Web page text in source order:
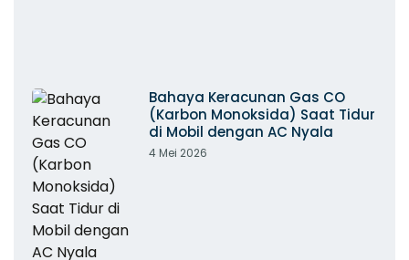
Bahaya Keracunan Gas CO
(Karbon Monoksida) Saat Tidur
di Mobil dengan AC Nyala
4 Mei 2026